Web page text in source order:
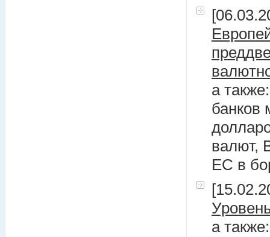
а
банков
валют,
ЕС в
а